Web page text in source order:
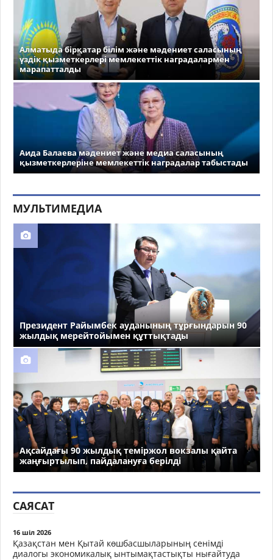
Алматыда бірқатар білім және мәдениет саласының
үздік қызметкерлері мемлекеттік наградалармен
марапатталды
Аида Балаева мәдениет және медиа саласының
қызметкерлеріне мемлекеттік наградалар табыстады
МУЛЬТИМЕДИА
Президент Райымбек ауданының тұрғындарын 90
жылдық мерейтойымен құттықтады
Ақсайдағы 90 жылдық теміржол вокзалы қайта
жаңғыртылып, пайдалануға берілді
САЯСАТ
16 шіл 2026
Қазақстан мен Қытай көшбасшыларының сенімді
диалогы экономикалық ынтымақтастықты нығайтуда